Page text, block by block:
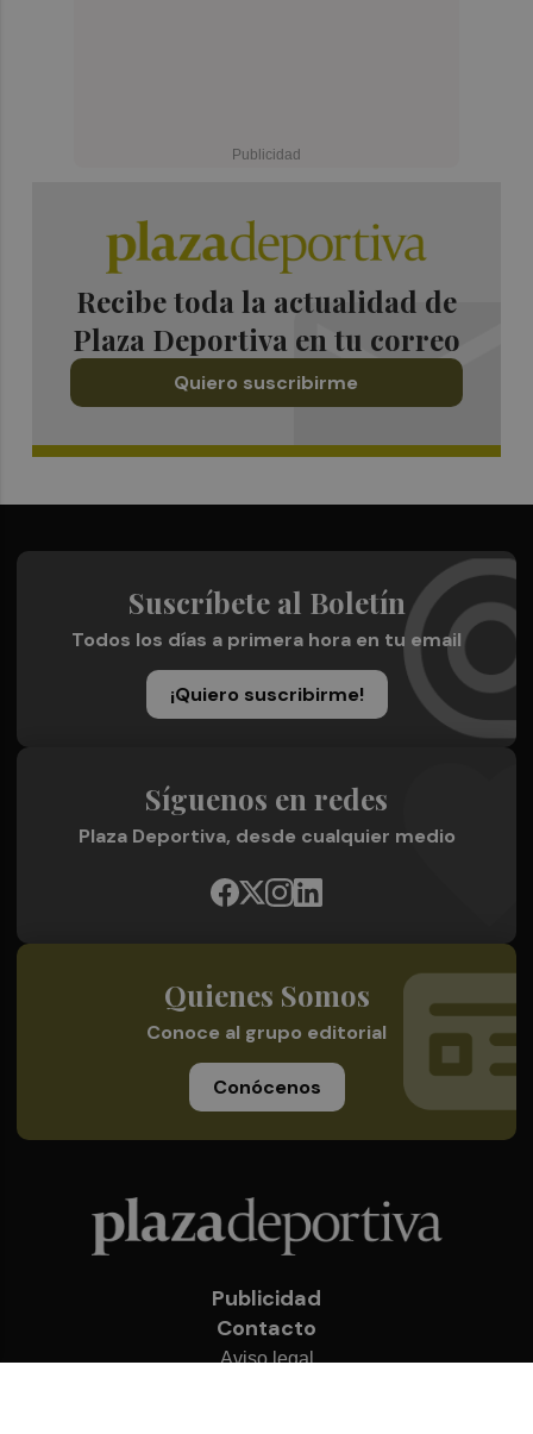
Recibe toda la actualidad de
Plaza Deportiva en tu correo
Quiero suscribirme
Suscríbete al Boletín
Todos los días a primera hora en tu email
¡Quiero suscribirme!
Síguenos en redes
Plaza Deportiva, desde cualquier medio
Quienes Somos
Conoce al grupo editorial
Conócenos
Publicidad
Contacto
Aviso legal